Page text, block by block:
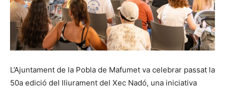
L’Ajuntament de la Pobla de Mafumet va celebrar passat la
50a edició del lliurament del Xec Nadó, una iniciativa